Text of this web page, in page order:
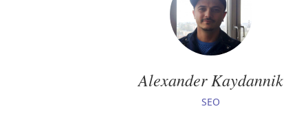
Alexander Kaydannik
SEO